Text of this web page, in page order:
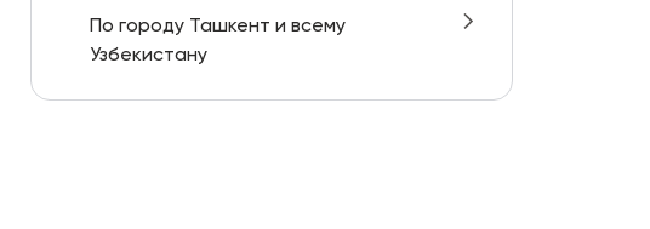
По городу Ташкент и всему
Узбекистану